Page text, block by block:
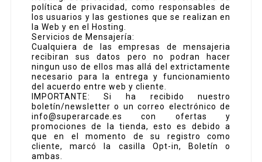
política de privacidad, como responsables de
los usuarios y las gestiones que se realizan en
la Web y en el Hosting.
Servicios de Mensajería:
Cualquiera de las empresas de mensajeria
recibiran sus datos pero no podran hacer
ningun uso de ellos mas allá del extrictamente
necesario para la entrega y funcionamiento
del acuerdo entre web y cliente.
IMPORTANTE: Si ha recibido nuestro
boletín/newsletter o un correo electrónico de
info@superarcade.es con ofertas y
promociones de la tienda, esto es debido a
que en el momento de su registro como
cliente, marcó la casilla Opt-in, Boletín o
ambas.